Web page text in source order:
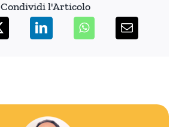
Condividi l'Articolo